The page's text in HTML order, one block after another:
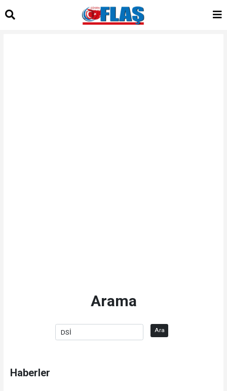
Arama
Ara
Haberler